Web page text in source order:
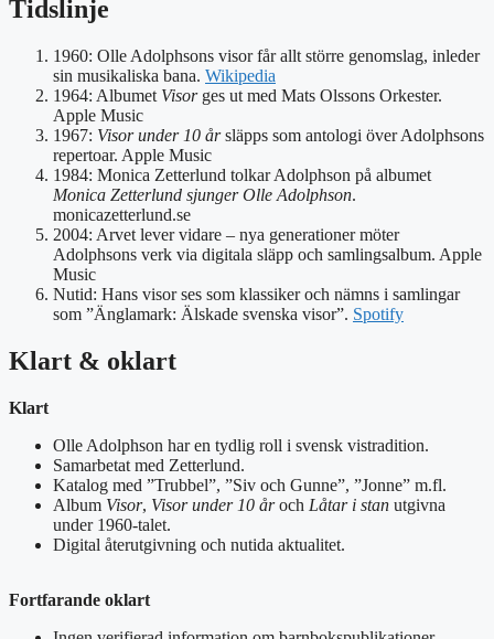
Tidslinje
1960: Olle Adolphsons visor får allt större genomslag, inleder
sin musikaliska bana. Wikipedia
1964: Albumet Visorges ut med Mats Olssons Orkester.
Apple Music
1967: Visor under 10 årsläpps som antologi över Adolphsons
repertoar. Apple Music
1984: Monica Zetterlund tolkar Adolphson på albumet
Monica Zetterlund sjunger Olle Adolphson.
monicazetterlund.se
2004: Arvet lever vidare – nya generationer möter
Adolphsons verk via digitala släpp och samlingsalbum. Apple
Music
Nutid: Hans visor ses som klassiker och nämns i samlingar
som ”Änglamark: Älskade svenska visor”. Spotify
Klart & oklart
Klart
Olle Adolphson har en tydlig roll i svensk vistradition.
Samarbetat med Zetterlund.
Katalog med ”Trubbel”, ”Siv och Gunne”, ”Jonne” m.fl.
Album Visor, Visor under 10 åroch Låtar i stan utgivna
under 1960-talet.
Digital återutgivning och nutida aktualitet.
Fortfarande oklart